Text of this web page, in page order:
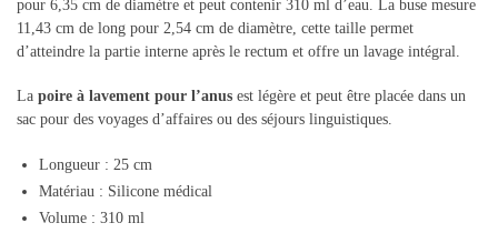
pour 6,35 cm de diamètre et peut contenir 310 ml d’eau. La buse mesure
11,43 cm de long pour 2,54 cm de diamètre, cette taille permet
d’atteindre la partie interne après le rectum et offre un lavage intégral.
La poire à lavement pour l’anus est légère et peut être placée dans un
sac pour des voyages d’affaires ou des séjours linguistiques.
Longueur : 25 cm
Matériau : Silicone médical
Volume : 310 ml